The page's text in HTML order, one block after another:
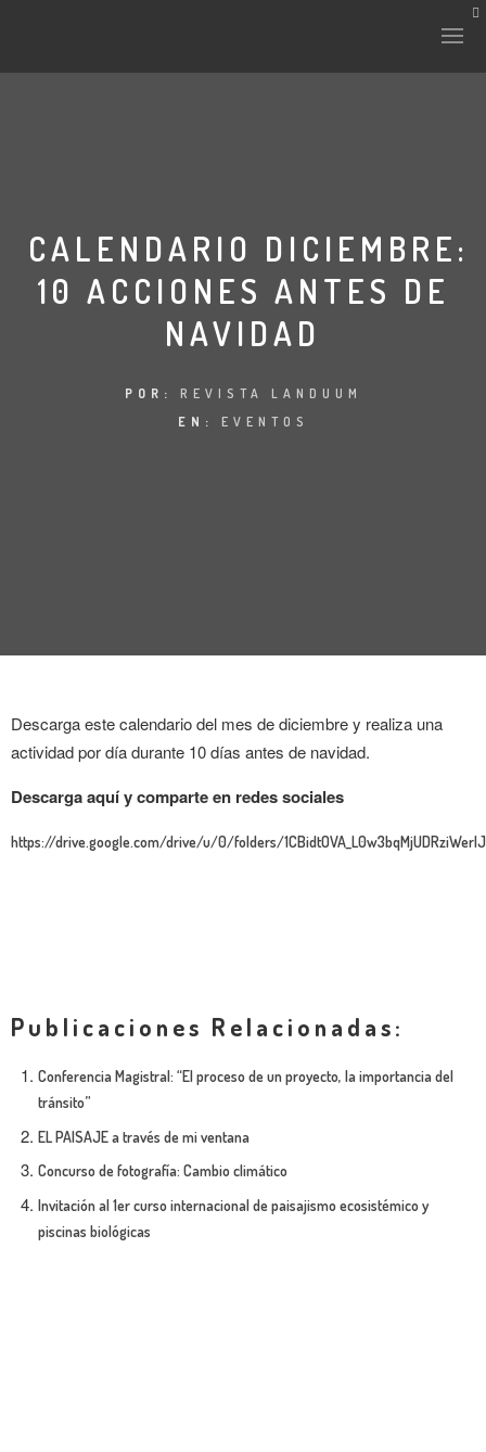
CALENDARIO DICIEMBRE:
10 ACCIONES ANTES DE
NAVIDAD
POR: REVISTA LANDUUM
EN: EVENTOS
Descarga este calendario del mes de diciembre y realiza una
actividad por día durante 10 días antes de navidad.
Descarga aquí y comparte en redes sociales
https://drive.google.com/drive/u/0/folders/
Publicaciones Relacionadas:
Conferencia Magistral: “El proceso de un proyecto, la importancia del
tránsito”
EL PAISAJE a través de mi ventana
Concurso de fotografía: Cambio climático
Invitación al 1er curso internacional de paisajismo ecosistémico y
piscinas biológicas